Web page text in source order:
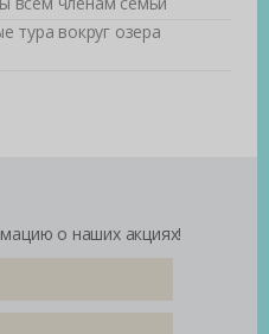
тура вокруг озера
о наших акциях!